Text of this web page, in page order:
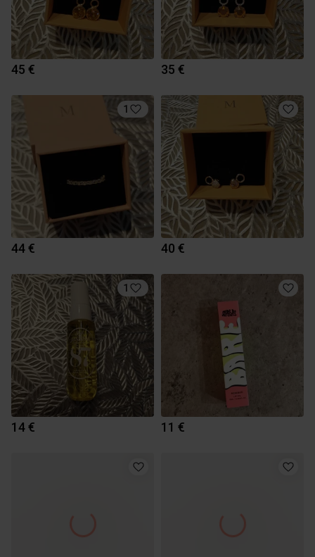
45 € 35 €
1
44 € 40 €
1
14 € 11 €